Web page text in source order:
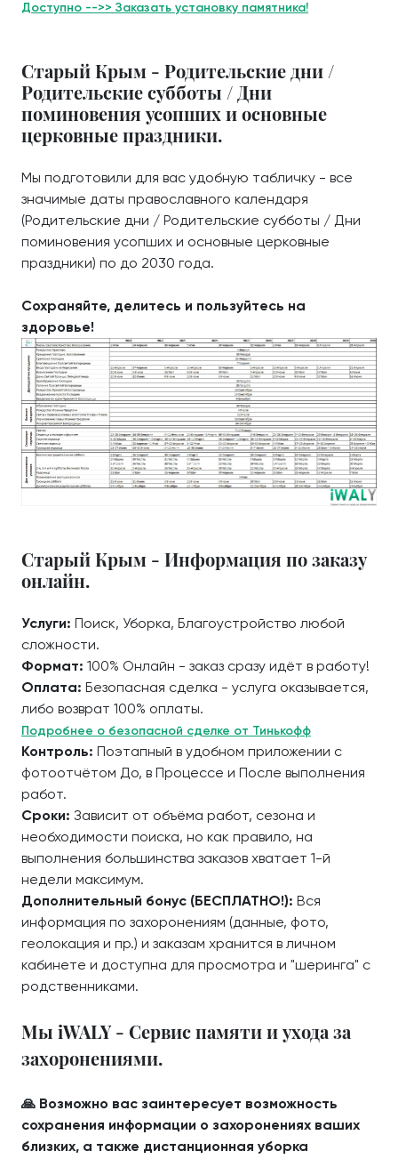
Доступно -->> Заказать установку памятника!
Старый Крым - Родительские дни /
Родительские субботы / Дни
поминовения усопших и основные
церковные праздники.
Мы подготовили для вас удобную табличку - все
значимые даты православного календаря
(Родительские дни / Родительские субботы / Дни
поминовения усопших и основные церковные
праздники) по до 2030 года.
Сохраняйте, делитесь и пользуйтесь на
здоровье!
Старый Крым - Информация по заказу
онлайн.
Услуги: Поиск, Уборка, Благоустройство любой
сложности.
Формат: 100% Онлайн - заказ сразу идёт в работу!
Оплата: Безопасная сделка - услуга оказывается,
либо возврат 100% оплаты.
Подробнее о безопасной сделке от Тинькофф
Контроль: Поэтапный в удобном приложении с
фотоотчётом До, в Процессе и После выполнения
работ.
Сроки: Зависит от объёма работ, сезона и
необходимости поиска, но как правило, на
выполнения большинства заказов хватает 1-й
недели максимум.
Дополнительный бонус (БЕСПЛАТНО!): Вся
информация по захоронениям (данные, фото,
геолокация и пр.) и заказам хранится в личном
кабинете и доступна для просмотра и "шеринга" с
родственниками.
Мы iWALY - Сервис памяти и ухода за
захоронениями.
🙏 Возможно вас заинтересует возможность
сохранения информации о захоронениях ваших
близких, а также дистанционная уборка